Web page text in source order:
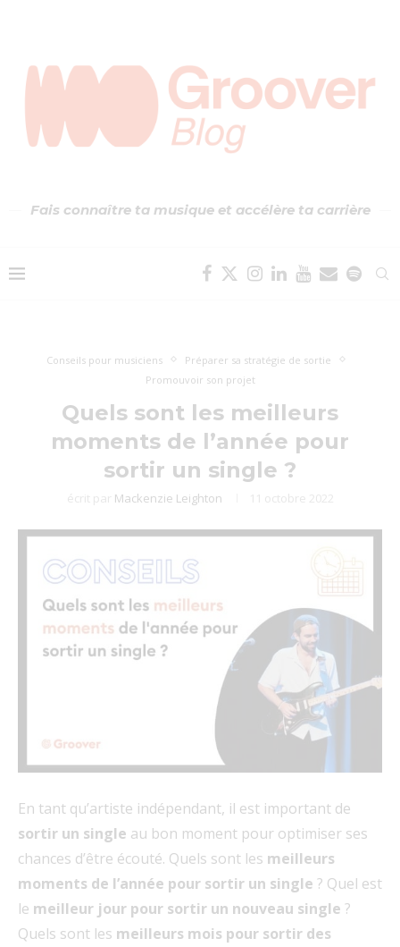
Fais connaître ta musique et accélère ta carrière
Conseils pour musiciens
Préparer sa stratégie de sortie
Promouvoir son projet
Quels sont les meilleurs
moments de l’année pour
sortir un single ?
écrit par Mackenzie Leighton 11 octobre 2022
En tant qu’artiste indépendant, il est important de
sortir un single au bon moment pour optimiser ses
chances d’être écouté. Quels sont les meilleurs
moments de l’année pour sortir un single ? Quel est
le meilleur jour pour sortir un nouveau single ?
Quels sont les meilleurs mois pour sortir des